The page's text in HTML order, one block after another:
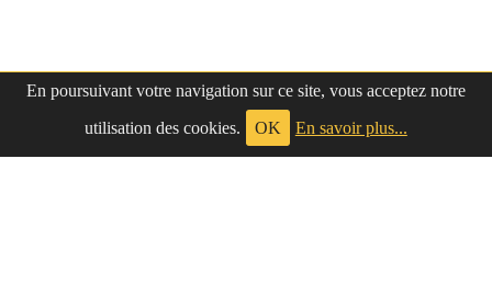
En poursuivant votre navigation sur ce site, vous acceptez notre
utilisation des cookies.
OK En savoir plus...